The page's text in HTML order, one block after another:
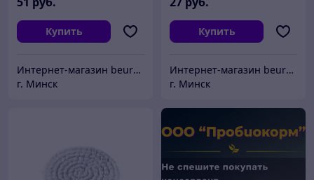
Купить
Интернет-магазин beurer-belarus.by
г. Минск
Купить
Интернет-магазин beurer-belarus.by
г. Минск